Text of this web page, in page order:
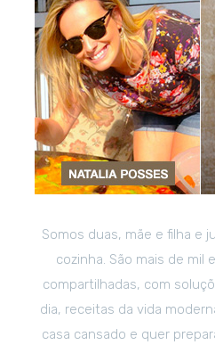
Somos duas, mãe e filha e
cozinha. São mais de mil
compartilhadas, com
dia, receitas da vida
casa cansado e quer